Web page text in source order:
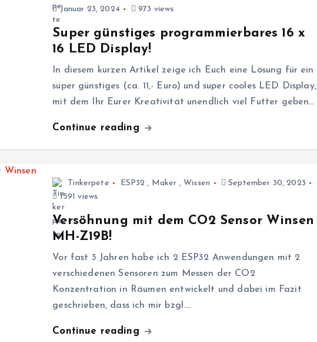
Januar 23, 2024 973 views
Super günstiges programmierbares 16 x
16 LED Display!
In diesem kurzen Artikel zeige ich Euch eine Lösung für ein
super günstiges (ca. 11,- Euro) und super cooles LED Display,
mit dem Ihr Eurer Kreativität unendlich viel Futter geben…
Continue reading
Tinkerpete ESP32 , Maker , Wissen
September 30, 2023
1591 views
Versöhnung mit dem CO2 Sensor Winsen
MH-Z19B!
Vor fast 3 Jahren habe ich 2 ESP32 Anwendungen mit 2
verschiedenen Sensoren zum Messen der CO2
Konzentration in Räumen entwickelt und dabei im Fazit
geschrieben, dass ich mir bzgl.…
Continue reading